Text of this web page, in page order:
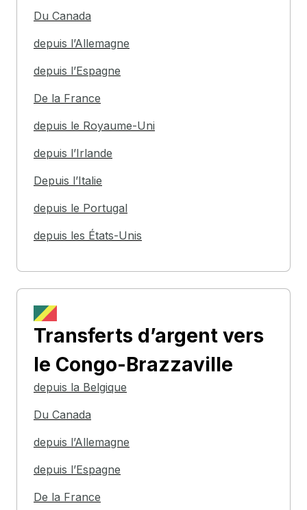
Du Canada
depuis l’Allemagne
depuis l’Espagne
De la France
depuis le Royaume-Uni
depuis l’Irlande
Depuis l’Italie
depuis le Portugal
depuis les États-Unis
Transferts d’argent vers
le Congo-Brazzaville
depuis la Belgique
Du Canada
depuis l’Allemagne
depuis l’Espagne
De la France